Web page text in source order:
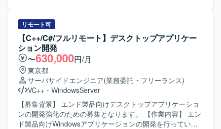
ラなどハードウェアとの連携や制御を行う機能の開発を進
めていただきます。 【求める人物像】 主体的に課題を発見
し行動できる方、周囲と円滑にコミュニケーションを取り
ながら開発を進められる方を求めております。 【ポジショ
ンの魅力】 検査装置という専門性の高い領域で、組込開発
スキルやマルチスレッドプログラミング、画像処理関連の
技術などを実務を通じて習得・強化していただけます。上
流工程から一貫して関わることで、ソフトウェア全体の構
造理解も深めていただけます。 【開発環境】 C++および
Visual Studioを用いた組込ソフトウェア開発環境での作業と
なります。Linux環境での開発やテスト環境構築、Qtや画像
リモート可
【C++/C#/フルリモート】デスクトップアプリケー
ション開発
〜630,000円/月
東京都
サーバサイドエンジニア(業務委託・フリーランス)
VC++ ・ WindowsServer
【募集背景】 エンド製品向けデスクトップアプリケーショ
ンの開発強化のための募集となります。 【作業内容】 エン
ド製品向けWindowsアプリケーションの開発を行っていた